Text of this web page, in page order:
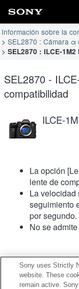
Información sobre la
SEL2870 : Cámara α
SEL2870 : ILCE-
SEL2870 -
compatibilidad
ILCE-
La opción
lente de
La velocidad
seguimiento
por segundo.
No se
Sony uses Strictly
website. These
remain active.